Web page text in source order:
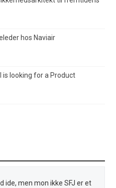
hos Naviair
is looking for a Product
ide, men mon ikke SFJ er et